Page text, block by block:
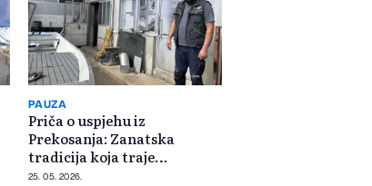
PAUZA
Priča o uspjehu iz
Prekosanja: Zanatska
tradicija koja traje
generacijama
25. 05. 2026.